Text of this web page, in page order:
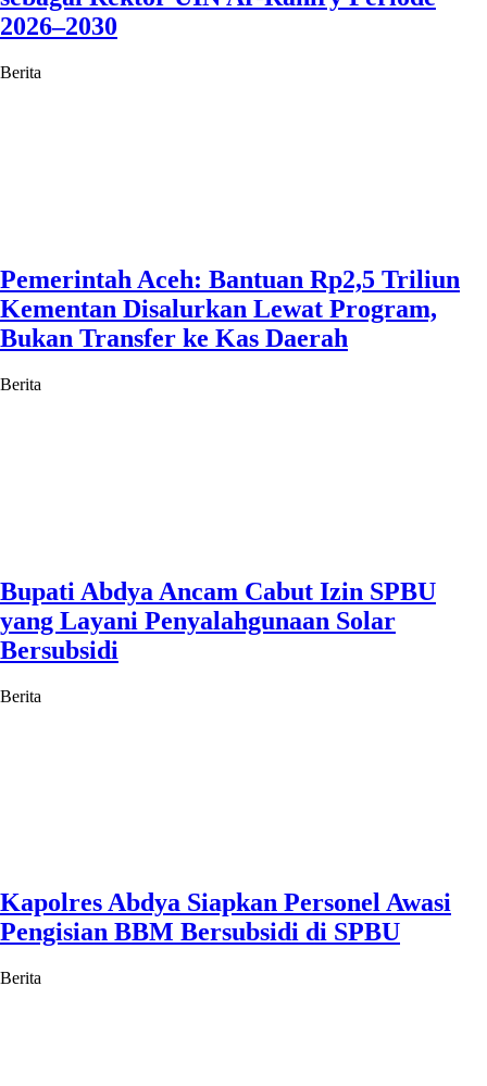
2026–2030
Berita
Pemerintah Aceh: Bantuan Rp2,5 Triliun
Kementan Disalurkan Lewat Program,
Bukan Transfer ke Kas Daerah
Berita
Bupati Abdya Ancam Cabut Izin SPBU
yang Layani Penyalahgunaan Solar
Bersubsidi
Berita
Kapolres Abdya Siapkan Personel Awasi
Pengisian BBM Bersubsidi di SPBU
Berita